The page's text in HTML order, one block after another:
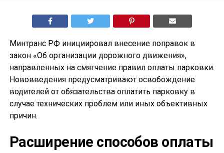
Минтранс РФ инициировал внесение поправок в
закон «Об организации дорожного движения»,
направленных на смягчение правил оплаты парковки.
Нововведения предусматривают освобождение
водителей от обязательства оплатить парковку в
случае технических проблем или иных объективных
причин.
Расширение способов оплаты